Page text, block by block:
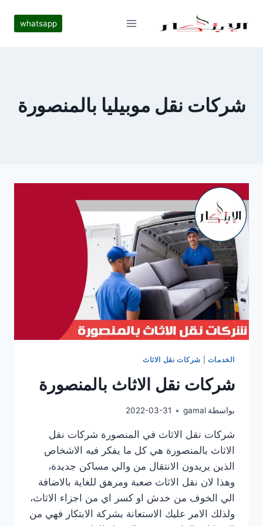
whatsapp
شركات نقل موبيليا بالمنصورة
الخدمات شركات نقل الاثاث
شركات نقل الاثاث بالمنصورة
بواسطة gamal
2022-03-31
شركات نقل الاثاث في المنصورة شركات نقل
الاثاث بالمنصورة هي كل ما يفكر فيه الاشخاص
الذين يريدون الانتقال من والي مساكن جديدة،
وهذا لان نقل الاثاث صعبة ومرهق للغاية بالاضافة
الي الخوف من خدش او كسر اي من اجزاء الاثاث،
ولذلك الامر عليك الاستعانة بشركة الابتكار فهي من